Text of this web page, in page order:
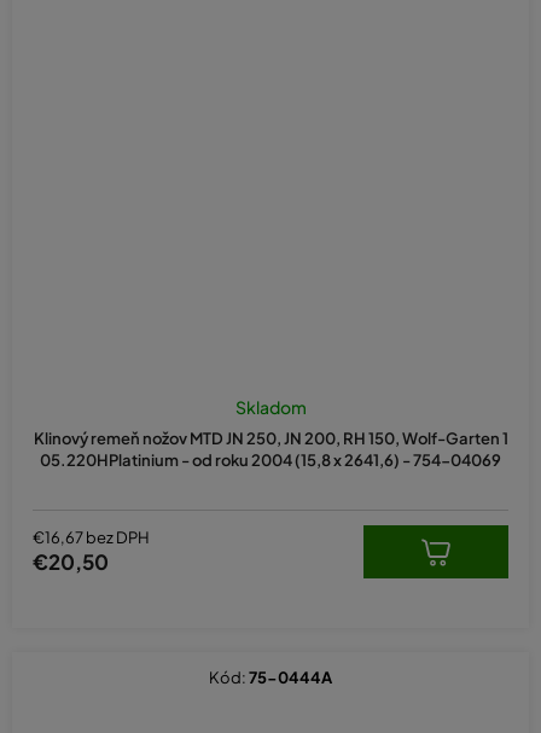
Klinový remeň nožov MTD JN 250, JN 200, RH 150, Wolf-Garten 1
05.220HPlatinium - od roku 2004 (15,8 x 2641,6) - 754-04069
Skladom
€16,67 bez DPH
€20,50
Kód:75-0444A